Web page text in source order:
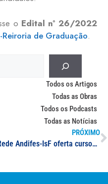
o Edital nº 26/2022
de Graduação.
Todos os Artigos
Todas as Obras
Todos os Podcasts
Todas as Notícias
PRÓXIMO
Rede Andifes-IsF oferta cursos gratuitos de idiomas; membros da comunidade acadêmica da UNIFAL-MG podem se inscrever até o dia 26/09, em turmas de alemão, espanhol, francês, inglês, italiano ou japonês